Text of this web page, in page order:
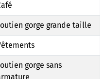
gorge grande taille
gorge sans